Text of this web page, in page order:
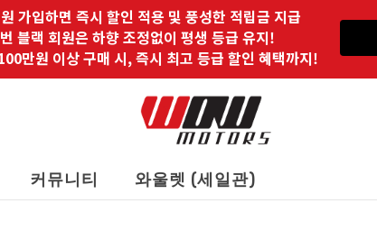
가입하면 즉시 할인 적용 및 풍성한 적립금 지급
블랙 회원은 하향 조정없이 평생 등급 유지!
만원 이상 구매 시, 즉시 최고 등급 할인 혜택까지!
커뮤니티 와울렛 (세일관)